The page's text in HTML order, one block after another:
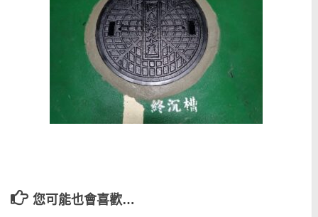
您可能也會喜歡…